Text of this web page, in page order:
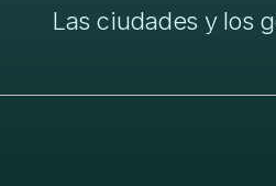
Las ciudades y los